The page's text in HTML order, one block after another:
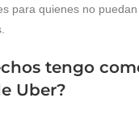
para quienes no
tengo
Uber?